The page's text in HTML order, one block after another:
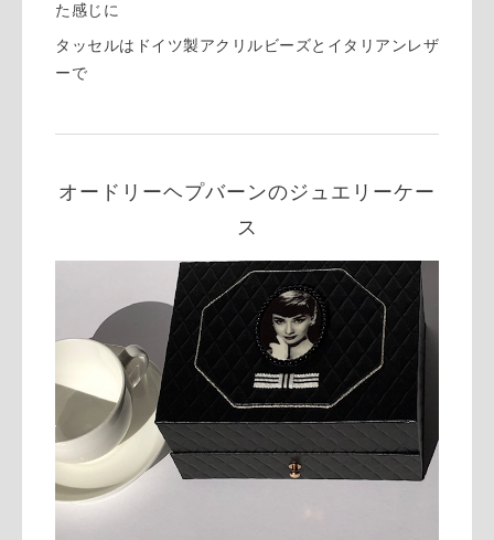
た感じに
タッセルはドイツ製アクリルビーズとイタリアンレザ
ーで
オードリーヘプバーンのジュエリーケー
ス